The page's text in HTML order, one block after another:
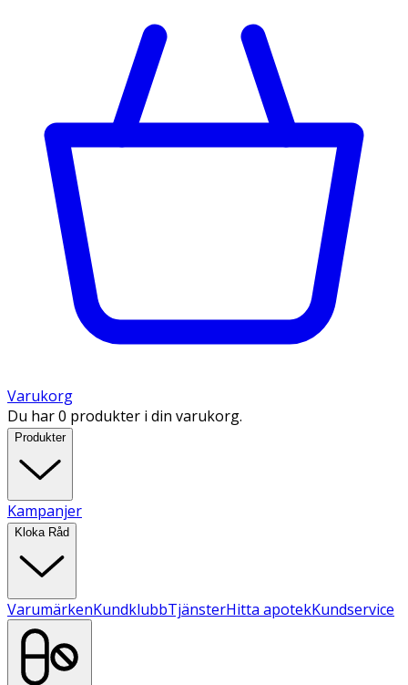
Varukorg
Du har 0 produkter i din varukorg.
Produkter
Kampanjer
Kloka Råd
VarumärkenKundklubbTjänsterHitta apotekKundservice